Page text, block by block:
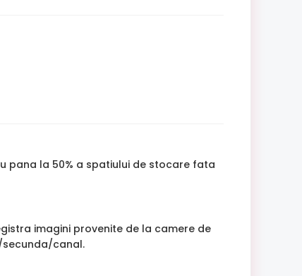
pana la 50% a spatiului de stocare fata
imagini provenite de la camere de
secunda/canal.